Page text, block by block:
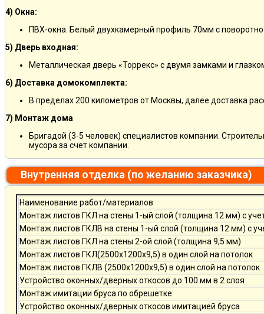
4) Окна:
ПВХ-окна. Белый двухкамерный профиль 70мм с
5) Дверь входная:
Металлическая дверь «Торрекс» с двумя замками и
6) Доставка домокомплекта:
В пределах 200 километров от Москвы, далее доставка
7) Монтаж дома
Бригадой (3-5 человек) специалистов компании.
мусора за счет компании.
Внутренняя отделка (по желанию заказчика)
Наименование работ/материалов
Монтаж листов ГКЛ на стены 1-ый слой (толщина 12 мм) с
Монтаж листов ГКЛВ на стены 1-ый слой (толщина 12 мм) с
Монтаж листов ГКЛ на стены 2-ой слой (толщина 9,5 мм)
Монтаж листов ГКЛ(2500х1200х9,5) в один слой на потолок
Монтаж листов ГКЛВ (2500х1200х9,5) в один слой на потолок
Устройство оконных/дверных откосов до 100 мм в 2 слоя
Монтаж имитации бруса по обрешетке
Устройство оконных/дверных откосов имитацией бруса